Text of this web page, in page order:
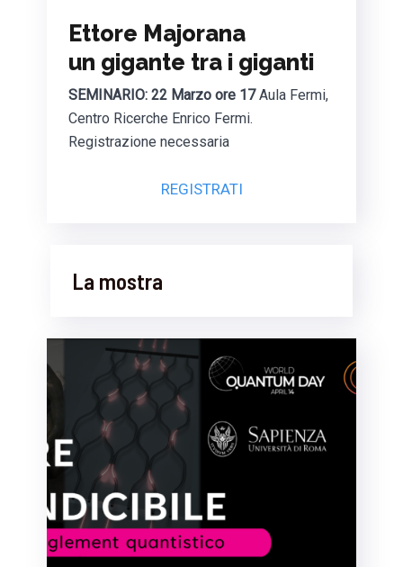
Ettore Majorana
un gigante tra i giganti
SEMINARIO: 22 Marzo ore 17Aula Fermi,
Centro Ricerche Enrico Fermi.
Registrazione necessaria
REGISTRATI
La mostra